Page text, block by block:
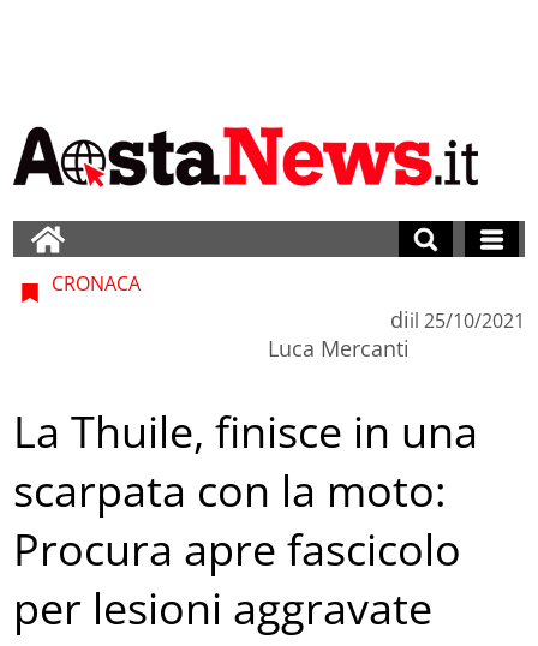
CRONACA
di
Luca Mercanti
il 25/10/2021
La Thuile, finisce in una
scarpata con la moto:
Procura apre fascicolo
per lesioni aggravate